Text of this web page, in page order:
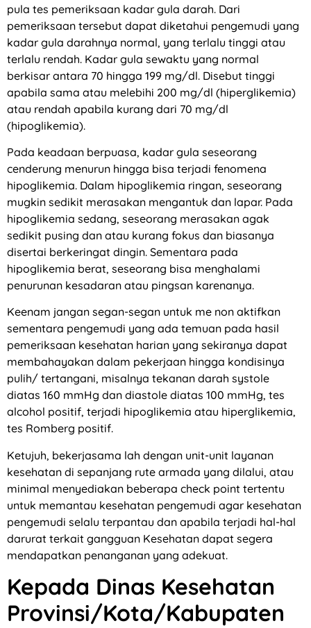
pula tes pemeriksaan kadar gula darah. Dari
pemeriksaan tersebut dapat diketahui pengemudi yang
kadar gula darahnya normal, yang terlalu tinggi atau
terlalu rendah. Kadar gula sewaktu yang normal
berkisar antara 70 hingga 199 mg/dl. Disebut tinggi
apabila sama atau melebihi 200 mg/dl (hiperglikemia)
atau rendah apabila kurang dari 70 mg/dl
(hipoglikemia).
Pada keadaan berpuasa, kadar gula seseorang
cenderung menurun hingga bisa terjadi fenomena
hipoglikemia. Dalam hipoglikemia ringan, seseorang
mugkin sedikit merasakan mengantuk dan lapar. Pada
hipoglikemia sedang, seseorang merasakan agak
sedikit pusing dan atau kurang fokus dan biasanya
disertai berkeringat dingin. Sementara pada
hipoglikemia berat, seseorang bisa menghalami
penurunan kesadaran atau pingsan karenanya.
Keenam jangan segan-segan untuk me non aktifkan
sementara pengemudi yang ada temuan pada hasil
pemeriksaan kesehatan harian yang sekiranya dapat
membahayakan dalam pekerjaan hingga kondisinya
pulih/ tertangani, misalnya tekanan darah systole
diatas 160 mmHg dan diastole diatas 100 mmHg, tes
alcohol positif, terjadi hipoglikemia atau hiperglikemia,
tes Romberg positif.
Ketujuh, bekerjasama lah dengan unit-unit layanan
kesehatan di sepanjang rute armada yang dilalui, atau
minimal menyediakan beberapa check point tertentu
untuk memantau kesehatan pengemudi agar kesehatan
pengemudi selalu terpantau dan apabila terjadi hal-hal
darurat terkait gangguan Kesehatan dapat segera
mendapatkan penanganan yang adekuat.
Kepada Dinas Kesehatan
Provinsi/Kota/Kabupaten